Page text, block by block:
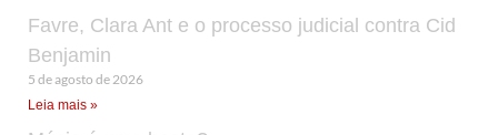
Favre, Clara Ant e o processo judicial contra Cid
Benjamin
5 de agosto de 2026
Leia mais »